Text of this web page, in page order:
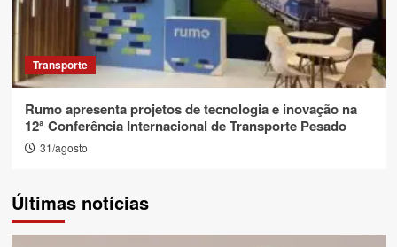
Transporte
Rumo apresenta projetos de tecnologia e inovação na
12ª Conferência Internacional de Transporte Pesado
31/agosto
Últimas notícias